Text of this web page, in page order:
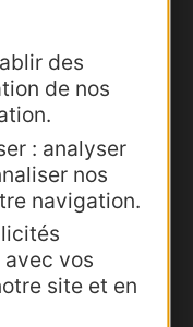
des
de nos
: analyser
nos
navigation.
avec vos
site et en